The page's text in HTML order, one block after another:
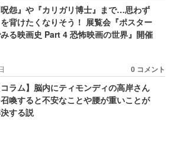
呪怨』や『カリガリ博士』まで…思わず
背けたくなりそう！ 展覧会『ポスター
る映画史 Part 4 恐怖映画の世界』開催
0 コメント
コラム】脳内にティモンディの高岸さん
喚すると不安なことや腰が重いことが
する説